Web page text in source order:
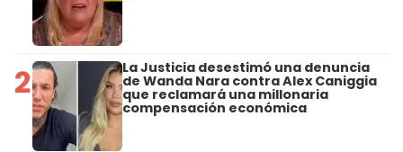
2 La Justicia desestimó una denuncia
de Wanda Nara contra Alex Caniggia
que reclamará una millonaria
compensación económica